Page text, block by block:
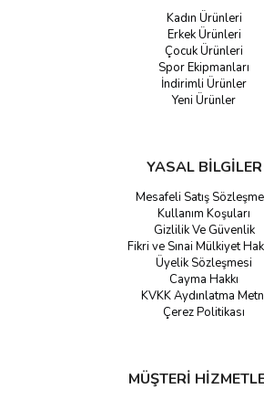
Kadın Ürünleri
Erkek Ürünleri
Çocuk Ürünleri
Spor Ekipmanları
İndirimli Ürünler
Yeni Ürünler
YASAL BİLGİLER
Mesafeli Satış
Kullanım Koşuları
Gizlilik Ve Güvenlik
Fikri ve Sınai Mülkiyet
Üyelik Sözleşmesi
Cayma Hakkı
KVKK Aydınlatma
Çerez Politikası
MÜŞTERİ